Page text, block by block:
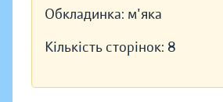
Обкладинка: м'яка
Кількість сторінок: 8